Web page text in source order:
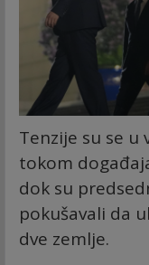
Tenzije su se u
tokom
dok su
pokušavali da
dve zemlje.